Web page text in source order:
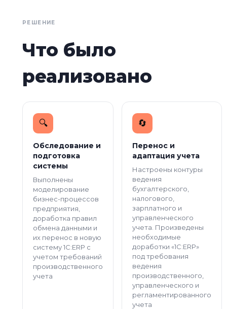
РЕШЕНИЕ
Что было
реализовано
🔍️
Обследование и
подготовка
системы
Выполнены
моделирование
бизнес-процессов
предприятия,
доработка правил
обмена данными и
их перенос в новую
систему 1С:ERP с
учетом требований
производственного
учета
🔄️
Перенос и
адаптация учета
Настроены контуры
ведения
бухгалтерского,
налогового,
зарплатного и
управленческого
учета. Произведены
необходимые
доработки «1С:ERP»
под требования
ведения
производственного,
управленческого и
регламентированного
учета